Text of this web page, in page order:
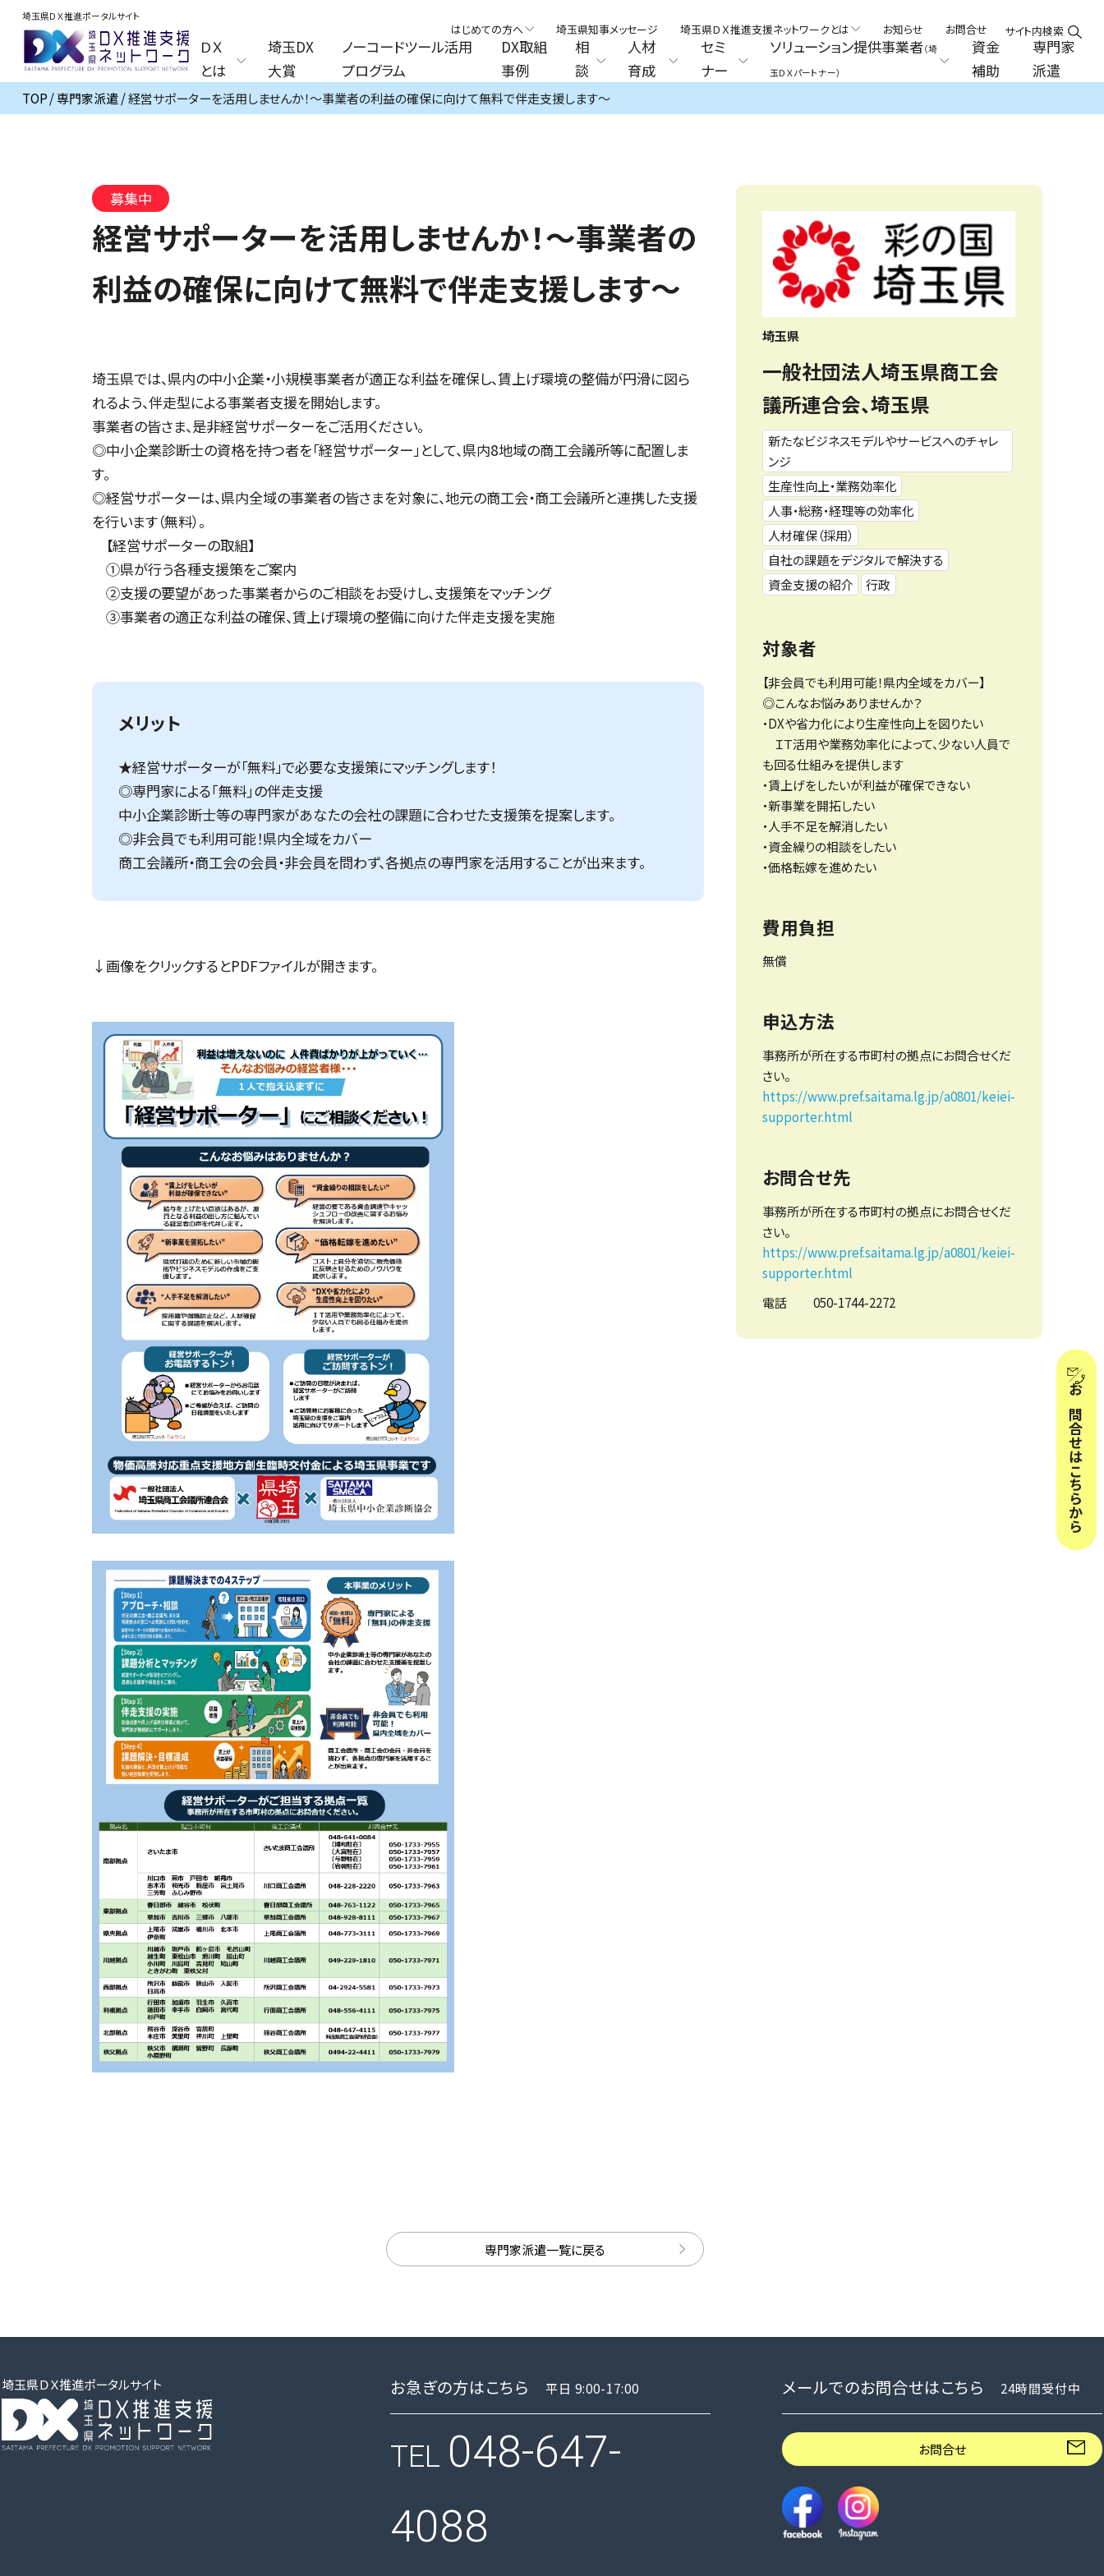
埼玉県ＤＸ推進ポータルサイト
ＤＸ
とは
埼玉DX
大賞
ノーコードツール活用
プログラム
DX取組
事例
相
談
人材
育成
セミ
ナー
ソリューション提供事業者（埼
玉ＤＸパートナー）
資金
補助
専門家
派遣
はじめての方へ 埼玉県知事メッセージ 埼玉県ＤＸ推進支援ネットワークとは お知らせ お問合せ サイト内検索
お問合せはこちらから
TOP 専門家派遣 経営サポーターを活用しませんか！～事業者の利益の確保に向けて無料で伴走支援します～
募集中
経営サポーターを活用しませんか！～事業者の
利益の確保に向けて無料で伴走支援します～
埼玉県では、県内の中小企業・小規模事業者が適正な利益を確保し、賃上げ環境の整備が円滑に図ら
れるよう、伴走型による事業者支援を開始します。
事業者の皆さま、是非経営サポーターをご活用ください。
◎中小企業診断士の資格を持つ者を「経営サポーター」として、県内8地域の商工会議所等に配置しま
す。
◎経営サポーターは、県内全域の事業者の皆さまを対象に、地元の商工会・商工会議所と連携した支援
を行います（無料）。
【経営サポーターの取組】
①県が行う各種支援策をご案内
②支援の要望があった事業者からのご相談をお受けし、支援策をマッチング
③事業者の適正な利益の確保、賃上げ環境の整備に向けた伴走支援を実施
メリット
★経営サポーターが「無料」で必要な支援策にマッチングします！
◎専門家による｢無料｣の伴走支援
中小企業診断士等の専門家があなたの会社の課題に合わせた支援策を提案します。
◎非会員でも利用可能！県内全域をカバー
商工会議所・商工会の会員・非会員を問わず、各拠点の専門家を活用することが出来ます。
↓画像をクリックするとPDFファイルが開きます。
専門家派遣一覧に戻る
埼玉県
一般社団法人埼玉県商工会
議所連合会、埼玉県
新たなビジネスモデルやサービスへのチャレ
ンジ
生産性向上・業務効率化
人事・総務・経理等の効率化
人材確保（採用）
自社の課題をデジタルで解決する
資金支援の紹介
行政
対象者
【非会員でも利用可能！県内全域をカバー】
◎こんなお悩みありませんか？
・DXや省力化により生産性向上を図りたい
ＩＴ活用や業務効率化によって、少ない人員で
も回る仕組みを提供します
・賃上げをしたいが利益が確保できない
・新事業を開拓したい
・人手不足を解消したい
・資金繰りの相談をしたい
・価格転嫁を進めたい
費用負担
無償
申込方法
事務所が所在する市町村の拠点にお問合せくだ
さい。
https://www.pref.saitama.lg.jp/a0801/keiei-
supporter.html
お問合せ先
事務所が所在する市町村の拠点にお問合せくだ
さい。
https://www.pref.saitama.lg.jp/a0801/keiei-
supporter.html
電話
050-1744-2272
お急ぎの方はこちら 平日 9:00-17:00
TEL 048-647-
4088
メールでのお問合せはこちら 24時間受付中
お問合せ
埼玉県ＤＸ推進ポータルサイト